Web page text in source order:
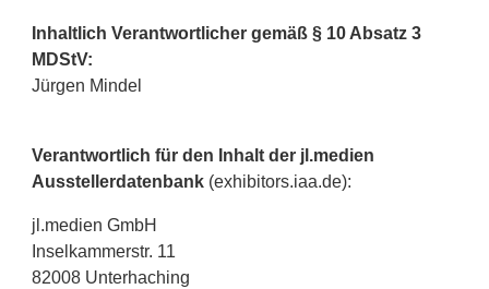
Inhaltlich Verantwortlicher gemäß § 10 Absatz 3
MDStV:
Jürgen Mindel
Verantwortlich für den Inhalt der jl.medien
Ausstellerdatenbank (exhibitors.iaa.de):
jl.medien GmbH
Inselkammerstr. 11
82008 Unterhaching